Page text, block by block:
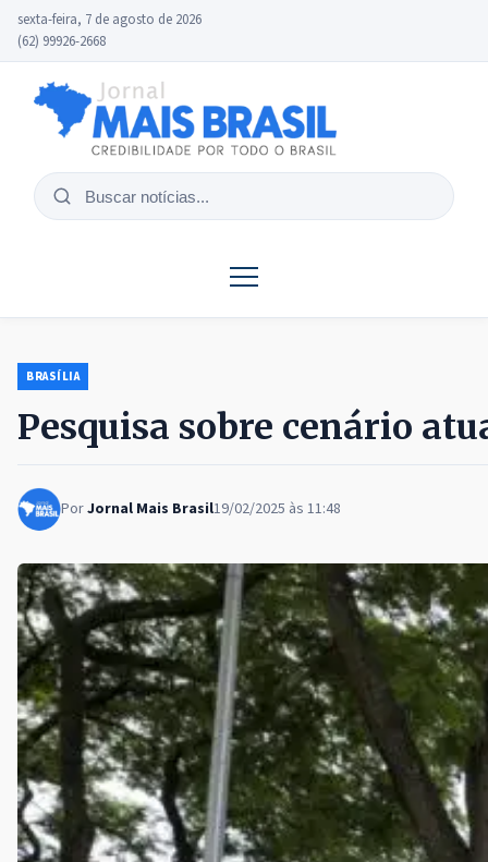
sexta-feira, 7 de agosto de 2026
(62) 99926-2668
Buscar
BRASÍLIA
Pesquisa sobre cenário
PorJornal Mais Brasil19/02/2025 às 11:48